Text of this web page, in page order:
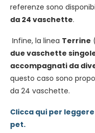
referenze sono
da 24 vaschette.
Infine, la linea Terrine
due vaschette
accompagnati da
questo caso sono
da 24 vaschette.
Clicca qui per
pet.